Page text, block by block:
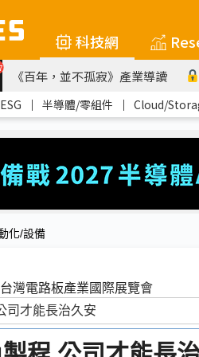
科技網
《百年，並不孤寂》產業導讀
ESG ｜ 半導體/零組件 ｜ Cloud/
化/設備
灣電路板產業國際展覽會